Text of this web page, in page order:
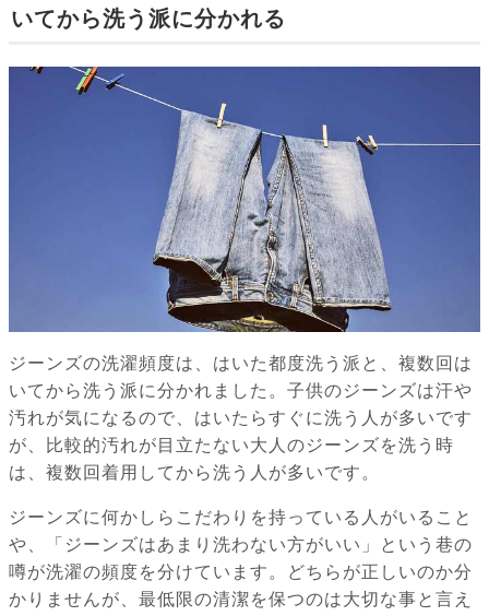
いてから洗う派に分かれる
ジーンズの洗濯頻度は、はいた都度洗う派と、複数回は
いてから洗う派に分かれました。子供のジーンズは汗や
汚れが気になるので、はいたらすぐに洗う人が多いです
が、比較的汚れが目立たない大人のジーンズを洗う時
は、複数回着用してから洗う人が多いです。
ジーンズに何かしらこだわりを持っている人がいること
や、「ジーンズはあまり洗わない方がいい」という巷の
噂が洗濯の頻度を分けています。どちらが正しいのか分
かりませんが、最低限の清潔を保つのは大切な事と言え